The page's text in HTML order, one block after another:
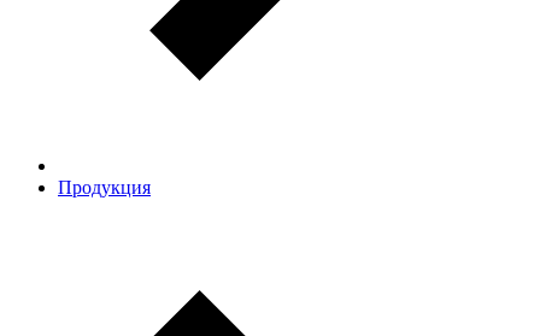
Продукция